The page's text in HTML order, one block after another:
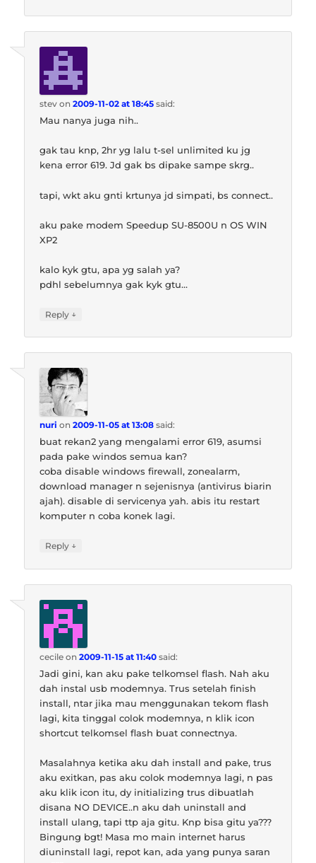
stev on2009-11-02 at 18:45 said:
Mau nanya juga nih..
gak tau knp, 2hr yg lalu t-sel unlimited ku jg
kena error 619. Jd gak bs dipake sampe skrg..
tapi, wkt aku gnti krtunya jd simpati, bs connect..
aku pake modem Speedup SU-8500U n OS WIN
XP2
kalo kyk gtu, apa yg salah ya?
pdhl sebelumnya gak kyk gtu…
Reply ↓
nuri on2009-11-05 at 13:08 said:
buat rekan2 yang mengalami error 619, asumsi
pada pake windos semua kan?
coba disable windows firewall, zonealarm,
download manager n sejenisnya (antivirus biarin
ajah). disable di servicenya yah. abis itu restart
komputer n coba konek lagi.
Reply ↓
cecile on2009-11-15 at 11:40 said:
Jadi gini, kan aku pake telkomsel flash. Nah aku
dah instal usb modemnya. Trus setelah finish
install, ntar jika mau menggunakan tekom flash
lagi, kita tinggal colok modemnya, n klik icon
shortcut telkomsel flash buat connectnya.
Masalahnya ketika aku dah install and pake, trus
aku exitkan, pas aku colok modemnya lagi, n pas
aku klik icon itu, dy initializing trus dibuatlah
disana NO DEVICE..n aku dah uninstall and
install ulang, tapi ttp aja gitu. Knp bisa gitu ya???
Bingung bgt! Masa mo main internet harus
diuninstall lagi, repot kan, ada yang punya saran